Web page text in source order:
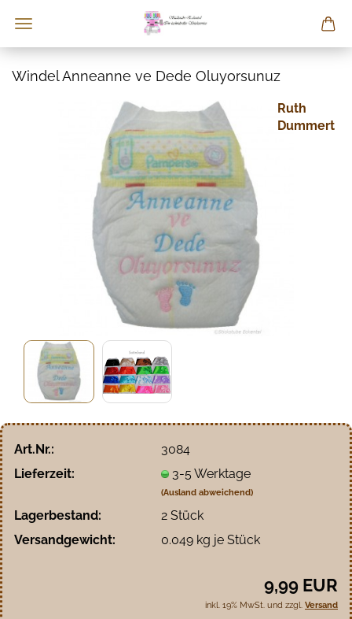
Windel Anneanne ve Dede Oluyorsunuz
Ruth
Dummert
Art.Nr.:
3084
Lieferzeit:
3-5 Werktage
(Ausland abweichend)
Lagerbestand: 2 Stück
Versandgewicht:
0.049kg je Stück
9,99 EUR
inkl. 19% MwSt. und zzgl. Versand